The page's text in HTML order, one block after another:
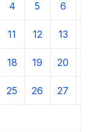
4 5 6
11 12 13
18 19 20
25 26 27